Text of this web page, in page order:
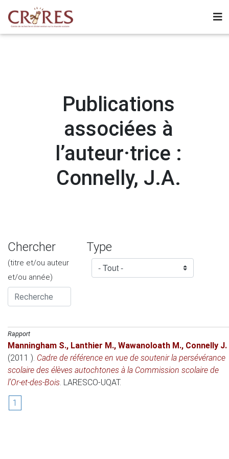
Publications
associées à
l’auteur·trice :
Connelly, J.A.
Chercher
(titre et/ou auteur
et/ou année)
Type
Rapport
Manningham S., Lanthier M., Wawanoloath M., Connelly J.
(2011 ). Cadre de référence en vue de soutenir la persévérance
scolaire des élèves autochtones à la Commission scolaire de
l’Or-et-des-Bois. LARESCO-UQAT.
1